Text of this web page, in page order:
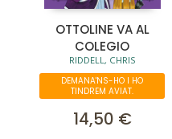
OTTOLINE VA AL
COLEGIO
RIDDELL, CHRIS
DEMANA'NS-HO I HO
TINDREM AVIAT.
14,50 €